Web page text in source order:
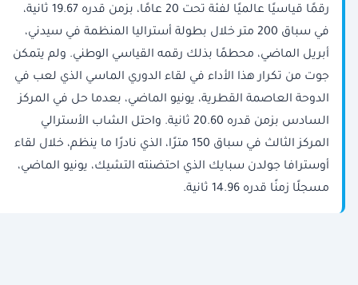
رقمًا قياسيًا عالميًا لفئة تحت 20 ‌عامًا، بزمن قدره 19.67 ثانية،
في سباق 200 متر خلال بطولة ⁠أستراليا ⁠المنظمة في سيدني،
أبريل الماضي، محطمًا بذلك رقمه القياسي الوطني. ولم يتمكن
جوت من تكرار هذا الأداء في لقاء الدوري الماسي الذي لعب في
الدوحة العاصمة القطرية، يونيو الماضي، بعدما حل في المركز
السادس بزمن قدره 20.60 ثانية. واحتل الشاب الأسترالي
المركز الثالث في سباق 150 مترًا، الذي نادرًا ما ينظم، خلال لقاء
أوسترافا جولدن ​سبايك الذي احتضنته ​التشيك، يونيو الماضي،
مسجلًا زمنًا قدره 14.96 ثانية.